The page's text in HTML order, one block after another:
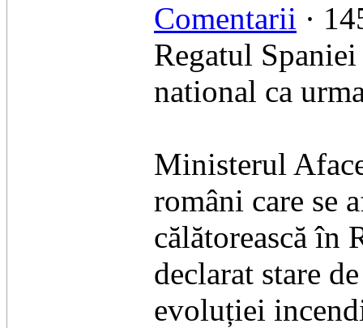
Comentarii ·
Regatul
national ca
Ministerul
români care se
călătorească în
declarat stare
evoluției